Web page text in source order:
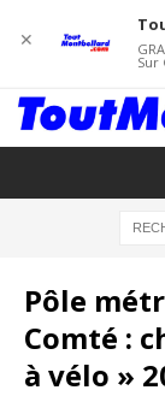
Pôle
Comté :
à vélo »
✕
Sur